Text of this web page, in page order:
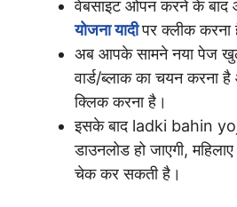
वेबसाइट ओपन करने के बाद
योजना यादीपर क्लीक करना
अब आपके सामने नया पेज
वार्ड/ब्लाक का चयन
क्लिक करना है।
इसके बाद ladki bahin
डाउनलोड हो जाएगी,
चेक कर सकती है।